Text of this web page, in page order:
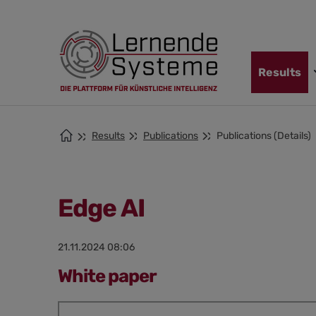
navigation
Skip
Results
Results Publications Publications (Details)
Edge AI
21.11.2024 08:06
White paper